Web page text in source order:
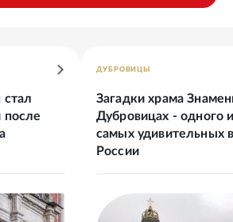
после
ДУБРОВИЦЫ
Загадки храма
Дубровицах - одного
самых удивительных
России